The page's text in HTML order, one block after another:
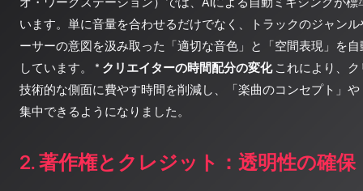
います。単に音量を合わせるだけでなく、トラックのジャン
ーサーの意図を汲み取った「適切な音色」と「空間表現」を
しています。 * クリエイターの時間配分の変化これにより、ク
技術的な側面に費やす時間を削減し、「楽曲のコンセプト」
集中できるようになりました。
2. 著作権とクレジット：透明性の確保